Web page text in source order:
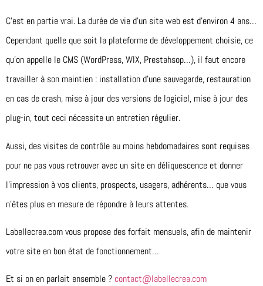
C’est en partie vrai. La durée de vie d’un site web est d’environ 4 ans…
Cependant quelle que soit la plateforme de développement choisie, ce
qu’on appelle le CMS (WordPress, WIX, Prestahsop…), il faut encore
travailler à son maintien : installation d’une sauvegarde, restauration
en cas de crash, mise à jour des versions de logiciel, mise à jour des
plug-in, tout ceci nécessite un entretien régulier.
Aussi, des visites de contrôle au moins hebdomadaires sont requises
pour ne pas vous retrouver avec un site en déliquescence et donner
l’impression à vos clients, prospects, usagers, adhérents… que vous
n’êtes plus en mesure de répondre à leurs attentes.
Labellecrea.com vous propose des forfait mensuels, afin de maintenir
votre site en bon état de fonctionnement…
Et si on en parlait ensemble ? contact@labellecrea.com